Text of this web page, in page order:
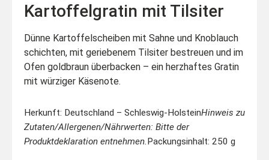
Kartoffelgratin mit Tilsiter
Dünne Kartoffelscheiben mit Sahne und Knoblauch
schichten, mit geriebenem Tilsiter bestreuen und im
Ofen goldbraun überbacken – ein herzhaftes Gratin
mit würziger Käsenote.
Herkunft: Deutschland – Schleswig-HolsteinHinweis zu
Zutaten/Allergenen/Nährwerten: Bitte der
Produktdeklaration entnehmen.Packungsinhalt: 250 g